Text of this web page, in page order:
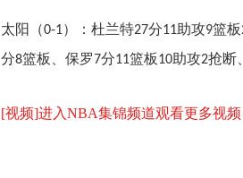
太阳（0-1）：杜兰特27分11助攻9篮板
分8篮板、保罗7分11篮板10助攻2抢断
[视频]进入NBA集锦频道观看更多视频